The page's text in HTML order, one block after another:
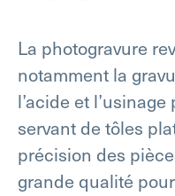
La photogravure
notamment la
l’acide et
servant de tôles
précision des
grande qualité